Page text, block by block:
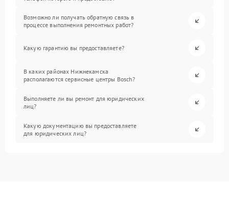
Возможно ли получать обратную связь в
процессе выполнения ремонтных работ?
Какую гарантию вы предоставляете?
В каких районах Нижнекамска
располагаются сервисные центры Bosch?
Выполняете ли вы ремонт для юридических
лиц?
Какую документацию вы предоставляете
для юридических лиц?